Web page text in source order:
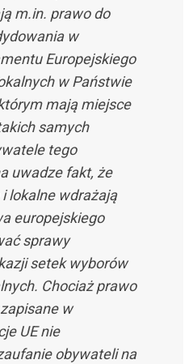
m.in. prawo do
w
Europejskiego
w Państwie
mają miejsce
samych
tego
uwadze fakt, że
lokalne wdrażają
europejskiego
sprawy
setek wyborów
Chociaż prawo
w
UE nie
obywateli na